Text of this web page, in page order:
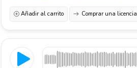
Añadir al carrito Comprar una licencia